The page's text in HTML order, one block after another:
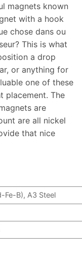
magnets known
with a hook
chose dans ou
This is what
a drop
, or anything for
one of these
placement. The
are
are all nickel
that nice
Fe-B), A3 Steel